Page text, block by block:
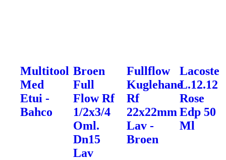
Multitool
Med
Etui -
Bahco
Broen
Full
Flow Rf
1/2x3/4
Oml.
Dn15
Lav
Fullflow
Kuglehane
Rf
22x22mm
Lav -
Broen
Lacoste
L.12.12
Rose
Edp 50
Ml